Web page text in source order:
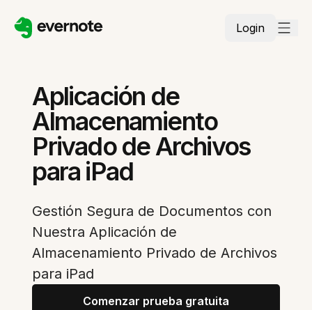
Login
Aplicación de
Almacenamiento
Privado de Archivos
para iPad
Gestión Segura de Documentos con
Nuestra Aplicación de
Almacenamiento Privado de Archivos
para iPad
Comenzar prueba gratuita